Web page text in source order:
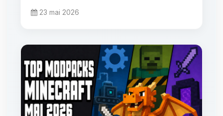
23 mai 2026